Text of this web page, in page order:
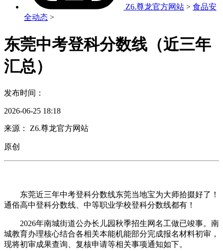
Z6.尊龙官方网站 > 食品安
全动态 >
东莞中考登科分数线（近三年
汇总）
发布时间：
2026-06-25 18:18
来源： Z6.尊龙官方网站
原创
东莞近三年中考登科分数线东莞当地宝为大师拾掇好了！
通俗高中登科分数线、中等职业学校登科分数线都有！
2026年南城街道公办长儿园秋季招生网名工做已竣事。南
城教育办理核心结合各相关本能机能部分完成报名材料初审，
现将初审成果查询、复核申请等相关事项通知如下。